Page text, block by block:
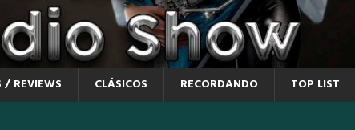
/ REVIEWS CLÁSICOS RECORDANDO TOP LIST